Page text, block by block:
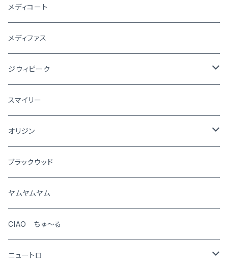
メディコート
メディファス
ジウィピーク
犬
猫
スマイリー
オリジン
犬
猫
ブラックウッド
ヤムヤムヤム
CIAO ちゅ～る
ニュートロ